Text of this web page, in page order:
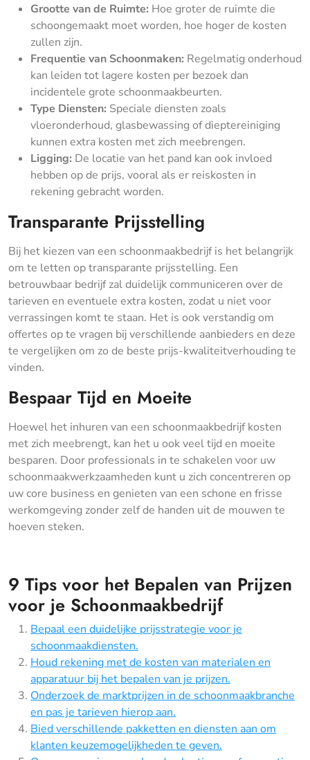
Grootte van de Ruimte: Hoe groter de ruimte die
schoongemaakt moet worden, hoe hoger de kosten
zullen zijn.
Frequentie van Schoonmaken: Regelmatig onderhoud
kan leiden tot lagere kosten per bezoek dan
incidentele grote schoonmaakbeurten.
Type Diensten: Speciale diensten zoals
vloeronderhoud, glasbewassing of dieptereiniging
kunnen extra kosten met zich meebrengen.
Ligging: De locatie van het pand kan ook invloed
hebben op de prijs, vooral als er reiskosten in
rekening gebracht worden.
Transparante Prijsstelling
Bij het kiezen van een schoonmaakbedrijf is het belangrijk
om te letten op transparante prijsstelling. Een
betrouwbaar bedrijf zal duidelijk communiceren over de
tarieven en eventuele extra kosten, zodat u niet voor
verrassingen komt te staan. Het is ook verstandig om
offertes op te vragen bij verschillende aanbieders en deze
te vergelijken om zo de beste prijs-kwaliteitverhouding te
vinden.
Bespaar Tijd en Moeite
Hoewel het inhuren van een schoonmaakbedrijf kosten
met zich meebrengt, kan het u ook veel tijd en moeite
besparen. Door professionals in te schakelen voor uw
schoonmaakwerkzaamheden kunt u zich concentreren op
uw core business en genieten van een schone en frisse
werkomgeving zonder zelf de handen uit de mouwen te
hoeven steken.
9 Tips voor het Bepalen van Prijzen
voor je Schoonmaakbedrijf
Bepaal een duidelijke prijsstrategie voor je
schoonmaakdiensten.
Houd rekening met de kosten van materialen en
apparatuur bij het bepalen van je prijzen.
Onderzoek de marktprijzen in de schoonmaakbranche
en pas je tarieven hierop aan.
Bied verschillende pakketten en diensten aan om
klanten keuzemogelijkheden te geven.